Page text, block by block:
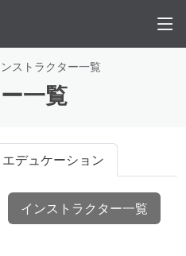
ストラクター一覧
一覧
エデュケーション
インストラクター一覧